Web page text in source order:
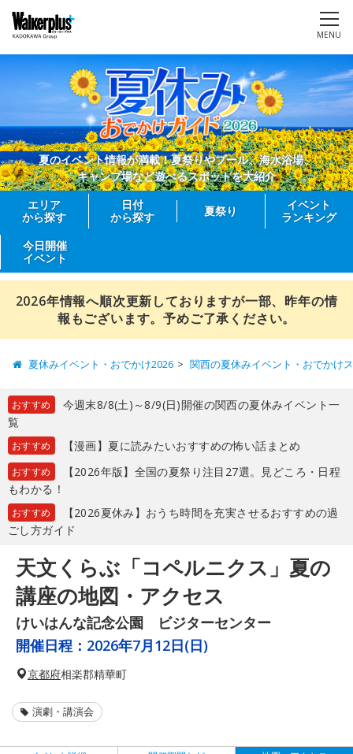
MENU
夏のイベント情報が満載！夏祭りやプール、海水浴場、
キャンプ場など遊べるスポットを大紹介
エリア
から探す
日付
から探す
夏祭り
イベント
ランキング
今日開催
イベント
2026年情報へ順次更新しておりますが一部、昨年の情
報もございます。予めご了承ください。
夏休みイベント・おでかけ2026 関西の夏休みイベント・おでかけ
おすすめ
今週末8/8(土)～8/9(日)開催の関西の夏休みイベント一
覧
おすすめ 【漫画】夏に読みたいおすすめの怖い話まとめ
おすすめ
【2026年版】全国の夏祭り注目27選。見どころ・日程
もわかる！
おすすめ
【2026夏休み】おうち時間を充実させるおすすめの過
ごし方ガイド
天文くらぶ「コペルニクス」夏の
講座の地図・アクセス
けいはんな記念公園 ビジターセンター
開催日程： 2026年7月12日(日)
京都府相楽郡精華町
演劇・講演会